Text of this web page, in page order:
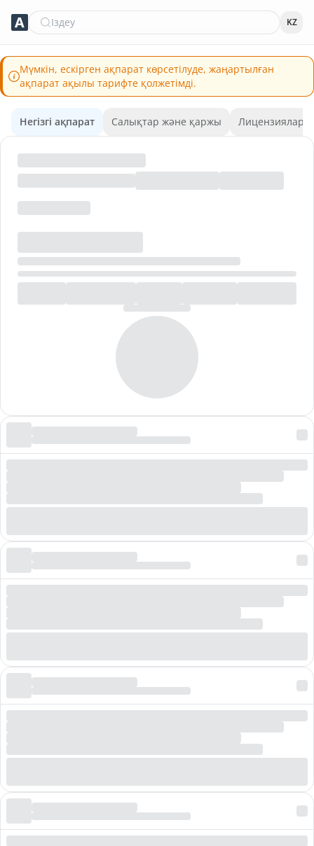
Іздеу KZ
Мүмкін, ескірген ақпарат көрсетілуде, жаңартылған
ақпарат ақылы тарифте қолжетімді.
Негізгі ақпарат Салықтар және қаржы Лицензиялар